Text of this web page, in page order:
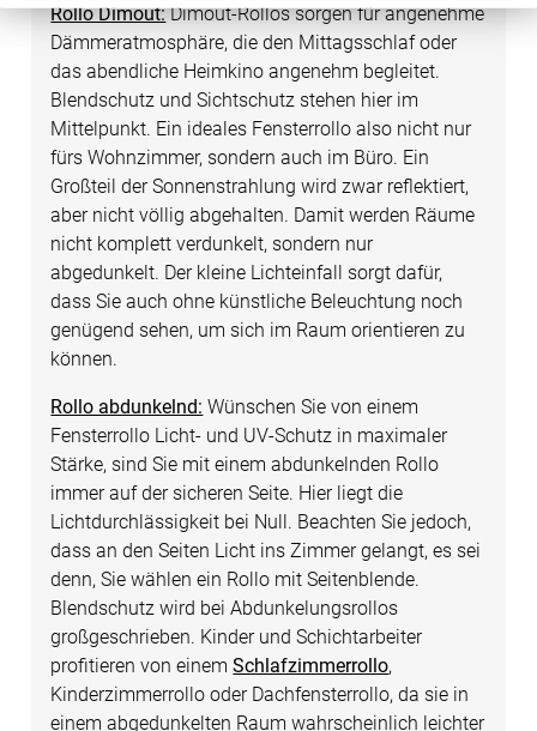
Rollo Dimout:Dimout-Rollos sorgen für angenehme
Dämmeratmosphäre, die den Mittagsschlaf oder
das abendliche Heimkino angenehm begleitet.
Blendschutz und Sichtschutz stehen hier im
Mittelpunkt. Ein ideales Fensterrollo also nicht nur
fürs Wohnzimmer, sondern auch im Büro. Ein
Großteil der Sonnenstrahlung wird zwar reflektiert,
aber nicht völlig abgehalten. Damit werden Räume
nicht komplett verdunkelt, sondern nur
abgedunkelt. Der kleine Lichteinfall sorgt dafür,
dass Sie auch ohne künstliche Beleuchtung noch
genügend sehen, um sich im Raum orientieren zu
können.
Rollo abdunkelnd: Wünschen Sie von einem
Fensterrollo Licht- und UV-Schutz in maximaler
Stärke, sind Sie mit einem abdunkelnden Rollo
immer auf der sicheren Seite. Hier liegt die
Lichtdurchlässigkeit bei Null. Beachten Sie jedoch,
dass an den Seiten Licht ins Zimmer gelangt, es sei
denn, Sie wählen ein Rollo mit Seitenblende.
Blendschutz wird bei Abdunkelungsrollos
großgeschrieben. Kinder und Schichtarbeiter
profitieren von einemSchlafzimmerrollo,
Kinderzimmerrollo oder Dachfensterrollo, da sie in
einem abgedunkelten Raum wahrscheinlich leichter